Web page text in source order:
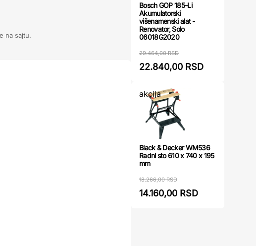
na sajtu.
Bosch GOP 185-Li
Akumulatorski
višenamenski alat -
Renovator, Solo
06018G2020
29.464,00 RSD
22.840,00 RSD
akcija
Black & Decker WM536
Radni sto 610 x 740 x 195
mm
18.266,00 RSD
14.160,00 RSD